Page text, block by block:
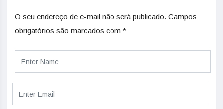
O seu endereço de e-mail não será publicado. Campos
obrigatórios são marcados com *